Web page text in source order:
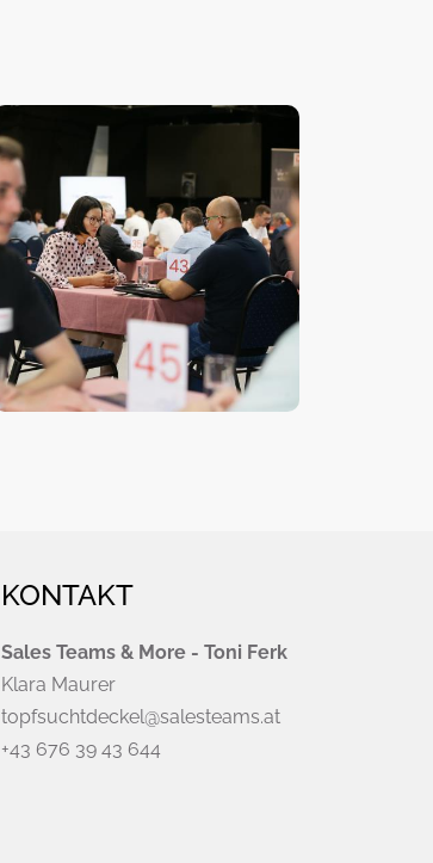
KONTAKT
Sales Teams & More - Toni Ferk
Klara Maurer
topfsuchtdeckel@salesteams.at
+43 676 39 43 644